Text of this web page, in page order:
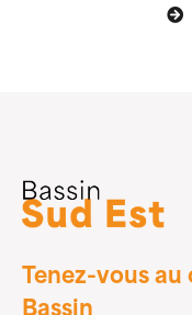
Tenez-vous
Bassin